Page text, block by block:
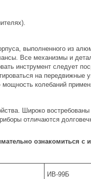
выполненного из
Все механизмы и
инструмент следует
на передвижные
колебаний
Широко
отличаются
ознакомиться с
ИВ-99Б